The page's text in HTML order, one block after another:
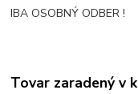
IBA OSOBNÝ ODBER !
Tovar zaradený v